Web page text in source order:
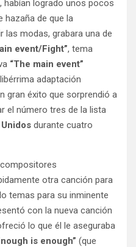
, habían logrado unos pocos
hazaña de que la
las modas, grabara una de
event/Fight”, tema
“The main event”
adaptación
gran éxito que sorprendió a
el número tres de la lista
durante cuatro
otra canción para
temas para su inminente
con la nueva canción
lo que él le aseguraba
is enough” (que